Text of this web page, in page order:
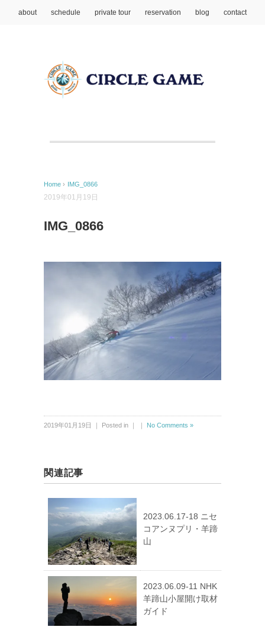
about schedule private tour reservation blog contact
Home › IMG_0866
2019年01月19日
IMG_0866
2019年01月19日 ｜ Posted in ｜ ｜ No Comments »
関連記事
2023.06.17-18 ニセ
コアンヌプリ・羊蹄
山
2023.06.09-11 NHK
羊蹄山小屋開け取材
ガイド